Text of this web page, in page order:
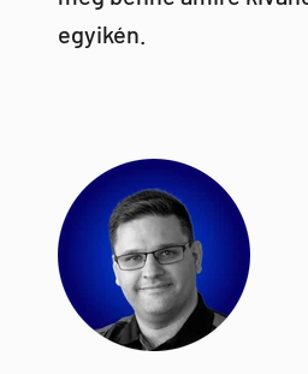
egyikén.